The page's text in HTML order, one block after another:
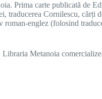
Prima carte publicată de
traducerea Cornilescu, cărți
englez (folosind
Metanoia